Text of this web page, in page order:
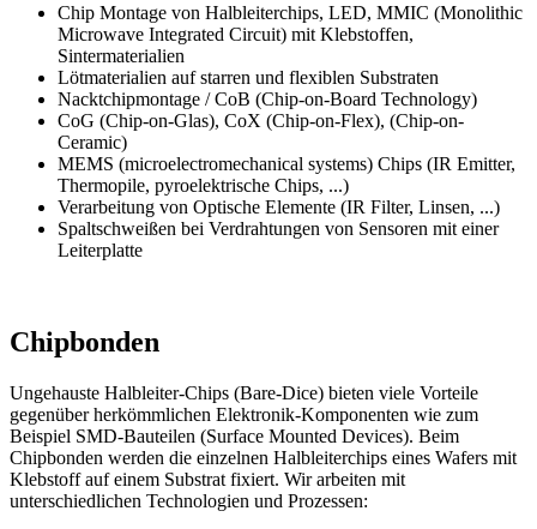
Chip Montage von Halbleiterchips, LED, MMIC (Monolithic
Microwave Integrated Circuit) mit Klebstoffen,
Sintermaterialien
Lötmaterialien auf starren und flexiblen Substraten
Nacktchipmontage / CoB (Chip-on-Board Technology)
CoG (Chip-on-Glas), CoX (Chip-on-Flex), (Chip-on-
Ceramic)
MEMS (microelectromechanical systems) Chips (IR Emitter,
Thermopile, pyroelektrische Chips, ...)
Verarbeitung von Optische Elemente (IR Filter, Linsen, ...)
Spaltschweißen bei Verdrahtungen von Sensoren mit einer
Leiterplatte
Chipbonden
Ungehauste Halbleiter-Chips (Bare-Dice) bieten viele Vorteile
gegenüber herkömmlichen Elektronik-Komponenten wie zum
Beispiel SMD-Bauteilen (Surface Mounted Devices). Beim
Chipbonden werden die einzelnen Halbleiterchips eines Wafers mit
Klebstoff auf einem Substrat fixiert. Wir arbeiten mit
unterschiedlichen Technologien und Prozessen: